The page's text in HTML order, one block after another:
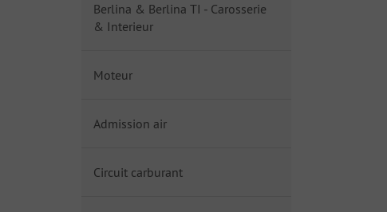
Berlina & Berlina TI - Carosserie
& Interieur
Moteur
Admission air
Circuit carburant